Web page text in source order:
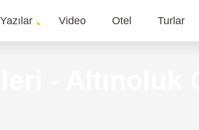
Yazılar Video Otel Turlar